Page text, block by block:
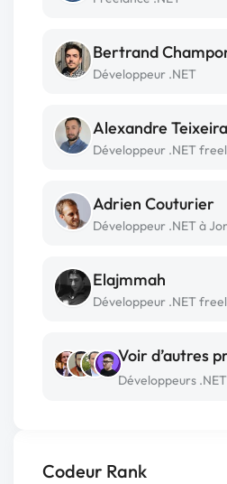
Codeur Rank
Bertrand
Développeur .NET
Alexandre Teixeira
Développeur .NET
Adrien Couturier
Développeur .NET à
Elajmmah
Développeur .NET
Voir d’autres
Développeurs